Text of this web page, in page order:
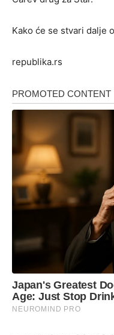
Kako će se stvari dalje
republika.rs